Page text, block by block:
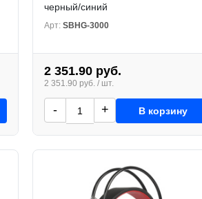
черный/синий
Арт: SBHG-3000
2 351.90 руб.
2 351.90 руб. / шт.
- + В корзину